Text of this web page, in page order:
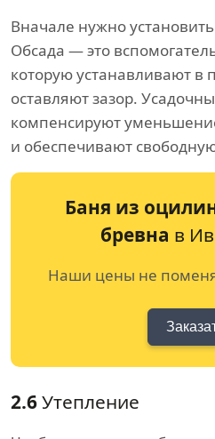
Вначале нужно
Обсада — это
которую устанавливают в
оставляют зазор.
компенсируют
и обеспечивают
Баня из
бревна в
Наши цены не
2.6Утепление